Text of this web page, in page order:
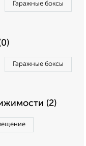
Гаражные боксы
Гаражные боксы
(2)